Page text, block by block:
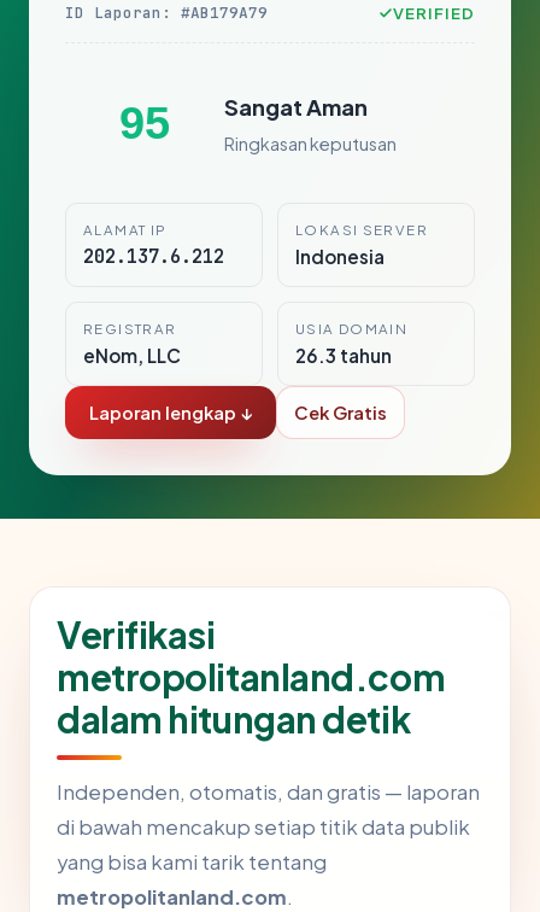
ID Laporan: #AB179A79 VERIFIED
95 Sangat Aman
Ringkasan keputusan
ALAMAT IP
202.137.6.212
LOKASI SERVER
Indonesia
REGISTRAR
eNom, LLC
USIA DOMAIN
26.3 tahun
Laporan lengkap ↓ Cek Gratis
Verifikasi
metropolitanland.com
dalam hitungan detik
Independen, otomatis, dan gratis — laporan
di bawah mencakup setiap titik data publik
yang bisa kami tarik tentang
metropolitanland.com.